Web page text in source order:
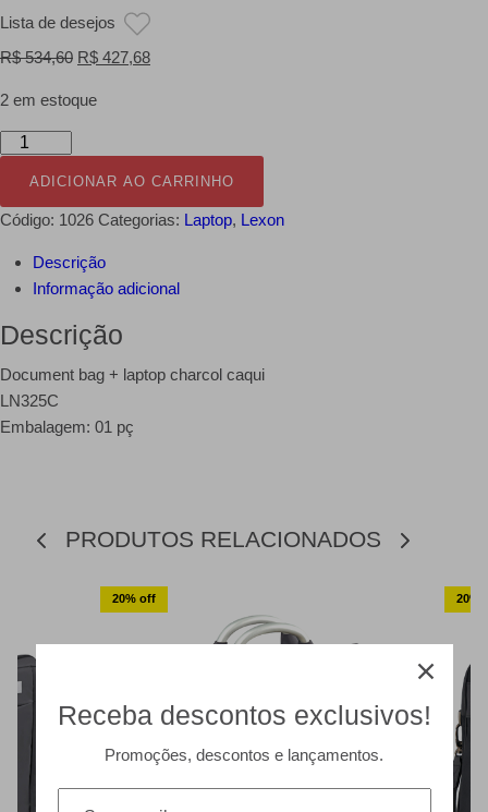
Lista de desejos
R$534,60 O
original
R$ 534,60.
R$ 427,68O
R$ 427,68.
2 em estoque
Document
Laptop
Caqui
quantidade
ADICIONAR AO CARRINHO
Código: 1026 Categorias: Laptop, Lexon
Descrição
Informação adicional
Descrição
Document bag + laptop charcol caqui
LN325C
Embalagem: 01 pç
PRODUTOS RELACIONADOS
20% off 20%
Receba descontos exclusivos!
Promoções, descontos e lançamentos.